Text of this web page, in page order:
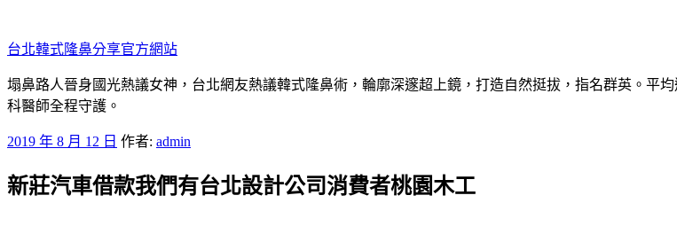
至
主
要
內
台北韓式隆鼻分享官方網站
塌鼻路人晉身國光熱議女神，台北網友熱議韓式隆鼻術，輪廓深邃超上鏡，打造自然挺拔，指名群英。平
科醫師全程守護。
發
於
2019 年 8 月 12 日 作者: admin
新莊汽車借款我們有台北設計公司消費者桃園木工